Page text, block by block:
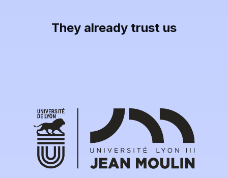
They already trust us